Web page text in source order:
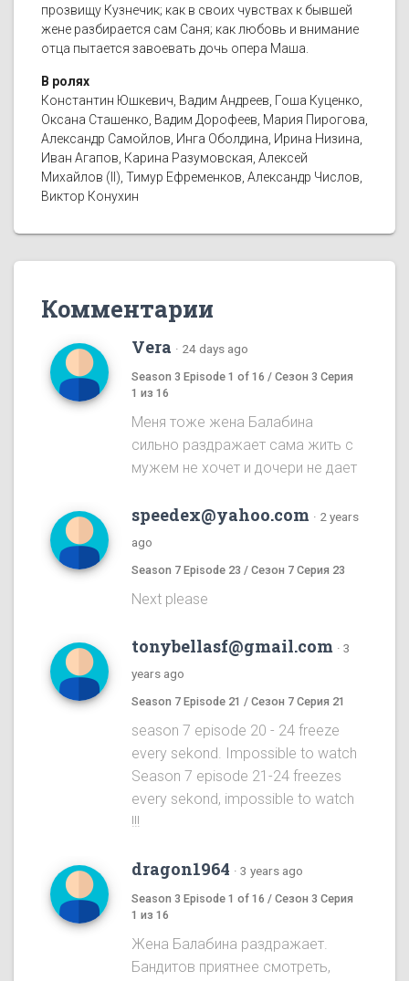
прозвищу Кузнечик; как в своих чувствах к бывшей
жене разбирается сам Саня; как любовь и внимание
отца пытается завоевать дочь опера Маша.
В ролях
Константин Юшкевич, Вадим Андреев, Гоша Куценко,
Оксана Сташенко, Вадим Дорофеев, Мария Пирогова,
Александр Самойлов, Инга Оболдина, Ирина Низина,
Иван Агапов, Карина Разумовская, Алексей
Михайлов (II), Тимур Ефременков, Александр Числов,
Виктор Конухин
Комментарии
Vera · 24 days ago
Season 3 Episode 1 of 16 / Сезон 3 Серия
1 из 16
Меня тоже жена Балабина
сильно раздражает сама жить с
мужем не хочет и дочери не дает
speedex@yahoo.com · 2 years
ago
Season 7 Episode 23 / Сезон 7 Серия 23
Next please
tonybellasf@gmail.com · 3
years ago
Season 7 Episode 21 / Сезон 7 Серия 21
season 7 episode 20 - 24 freeze
every sekond. Impossible to watch
Season 7 episode 21-24 freezes
every sekond, impossible to watch
!!!
dragon1964 · 3 years ago
Season 3 Episode 1 of 16 / Сезон 3 Серия
1 из 16
Жена Балабина раздражает.
Бандитов приятнее смотреть,